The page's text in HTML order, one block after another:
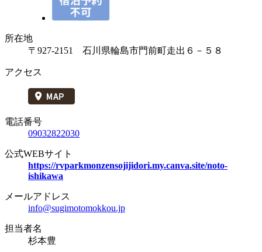
所在地
〒927-2151 石川県輪島市門前町走出６－５８
アクセス
電話番号
09032822030
公式WEBサイト
https://rvparkmonzensojijidori.my.canva.site/noto-
ishikawa
メールアドレス
info@sugimotomokkou.jp
担当者名
杉本豊